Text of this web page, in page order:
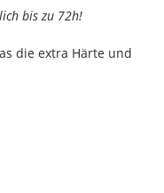
bis zu 72h!
die extra Härte und